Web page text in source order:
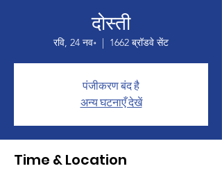
दोस्ती
रवि, 24 नव॰
  |
1662 ब्रॉडवे सेंट
पंजीकरण बंद है
अन्य घटनाएँ देखें
Time & Location